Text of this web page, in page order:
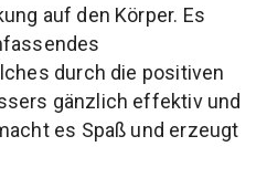
auf den Körper. Es
durch die positiven
gänzlich effektiv und
es Spaß und erzeugt